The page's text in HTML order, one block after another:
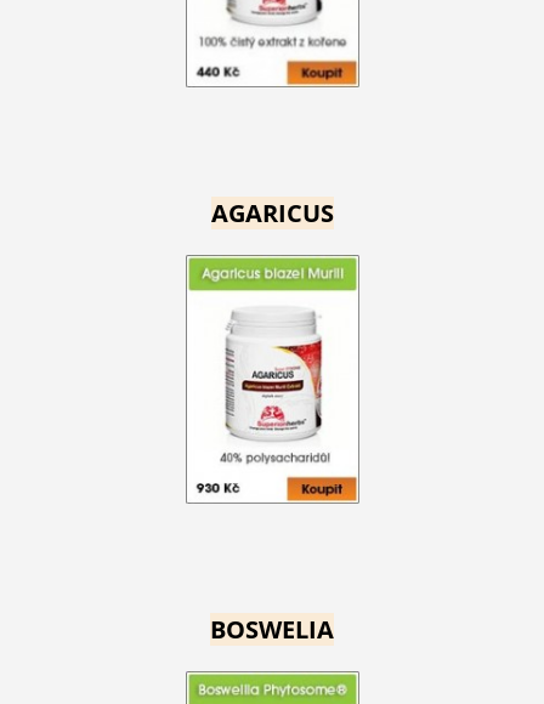
AGARICUS
BOSWELIA